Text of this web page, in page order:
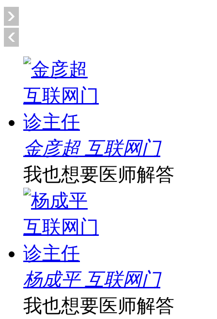
金彦超 互联网门
我也想要医师解答
杨成平 互联网门
我也想要医师解答